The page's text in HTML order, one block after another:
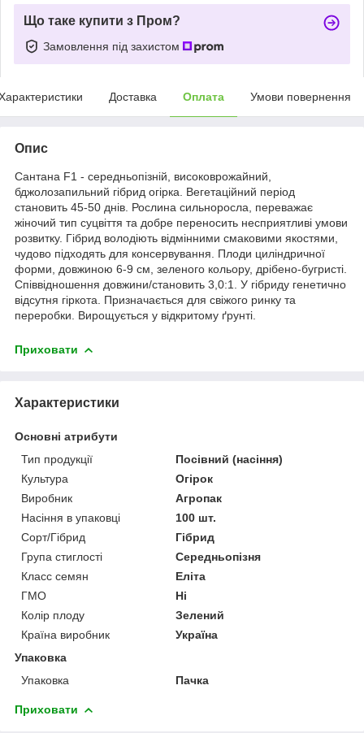
Що таке купити з Пром?
Замовлення під захистом
Доставка Оплата Умови повернення
Опис
Сантана F1 - середньопізній, високоврожайний,
бджолозапильний гібрид огірка. Вегетаційний період
становить 45-50 днів. Рослина сильноросла, переважає
жіночий тип суцвіття та добре переносить несприятливі умови
розвитку. Гібрид володіють відмінними смаковими якостями,
чудово підходять для консервування. Плоди циліндричної
форми, довжиною 6-9 см, зеленого кольору, дрібено-бугристі.
Співвідношення довжини/становить 3,0:1. У гібриду генетично
відсутня гіркота. Призначається для свіжого ринку та
переробки. Вирощується у відкритому ґрунті.
Приховати
Характеристики
Основні атрибути
Тип продукції
Посівний (насіння)
Культура
Огірок
Виробник
Агропак
Насіння в упаковці
100 шт.
Сорт/Гібрид
Гібрид
Група стиглості
Середньопізня
Класс семян
Еліта
ГМО
Ні
Колір плоду
Зелений
Країна виробник
Україна
Упаковка
Упаковка
Пачка
Приховати